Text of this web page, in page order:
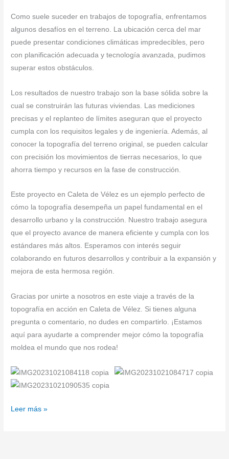
Como suele suceder en trabajos de topografía, enfrentamos
algunos desafíos en el terreno. La ubicación cerca del mar
puede presentar condiciones climáticas impredecibles, pero
con planificación adecuada y tecnología avanzada, pudimos
superar estos obstáculos.
Los resultados de nuestro trabajo son la base sólida sobre la
cual se construirán las futuras viviendas. Las mediciones
precisas y el replanteo de límites aseguran que el proyecto
cumpla con los requisitos legales y de ingeniería. Además, al
conocer la topografía del terreno original, se pueden calcular
con precisión los movimientos de tierras necesarios, lo que
ahorra tiempo y recursos en la fase de construcción.
Este proyecto en Caleta de Vélez es un ejemplo perfecto de
cómo la topografía desempeña un papel fundamental en el
desarrollo urbano y la construcción. Nuestro trabajo asegura
que el proyecto avance de manera eficiente y cumpla con los
estándares más altos. Esperamos con interés seguir
colaborando en futuros desarrollos y contribuir a la expansión y
mejora de esta hermosa región.
Gracias por unirte a nosotros en este viaje a través de la
topografía en acción en Caleta de Vélez. Si tienes alguna
pregunta o comentario, no dudes en compartirlo. ¡Estamos
aquí para ayudarte a comprender mejor cómo la topografía
moldea el mundo que nos rodea!
Leer más »